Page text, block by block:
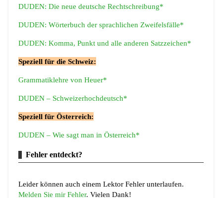
DUDEN: Die neue deutsche Rechtschreibung*
DUDEN: Wörterbuch der sprachlichen Zweifelsfälle*
DUDEN: Komma, Punkt und alle anderen Satzzeichen*
Speziell für die Schweiz:
Grammatiklehre von Heuer*
DUDEN – Schweizerhochdeutsch*
Speziell für Österreich:
DUDEN – Wie sagt man in Österreich*
Fehler entdeckt?
Leider können auch einem Lektor Fehler unterlaufen.
Melden Sie mir Fehler. Vielen Dank!